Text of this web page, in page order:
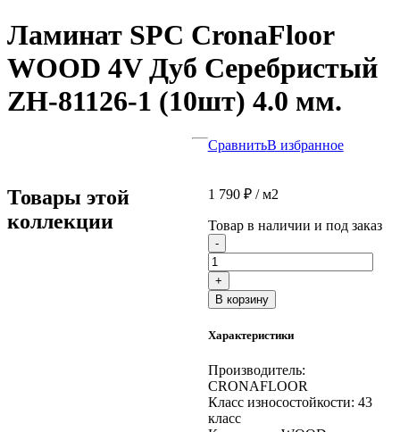
Ламинат SPC CronaFloor
WOOD 4V Дуб Серебристый
ZH-81126-1 (10шт) 4.0 мм.
СравнитьВ избранное
1 790 ₽/ м2
Товар в наличии и под заказ
- Количество
товара
Ламинат
SPC
CronaFloor
4V
Серебристый
ZH-
81126-
1
+
В корзину
Характеристики
Производитель:
CRONAFLOOR
Класс износостойкости: 43
класс
Товары этой
коллекции